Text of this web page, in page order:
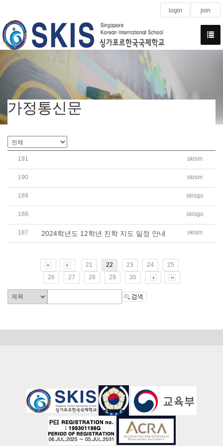
login join
가정통신문
191 skism
190 skism
189 [학운위]2024학년도 학교운영위원회 위원 선출 결과 안내
skisgo
188 [학운위-당선]2024학년도 학교운영위원회 학부모위원 당
skisgo
187 2024학년도 12학년 진학 지도 일정 안내 skism
21 22 23 24
25
26
27 28 29 30